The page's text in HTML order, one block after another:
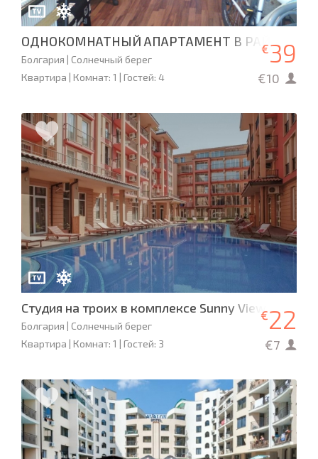
ОДНОКОМНАТНЫЙ АПАРТАМЕНТ В РАЙОНЕ
Болгария | Солнечный берег
Квартира | Комнат: 1 | Гостей: 4
€39
€10
Cтудия на троих в комплексе Sunny View Central
Болгария | Солнечный берег
Квартира | Комнат: 1 | Гостей: 3
€22
€7